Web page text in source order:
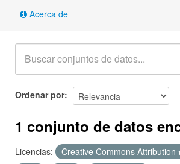
Acerca de
Ordenar por
1 conjunto de datos
Licencias: Creative Commons Attribution